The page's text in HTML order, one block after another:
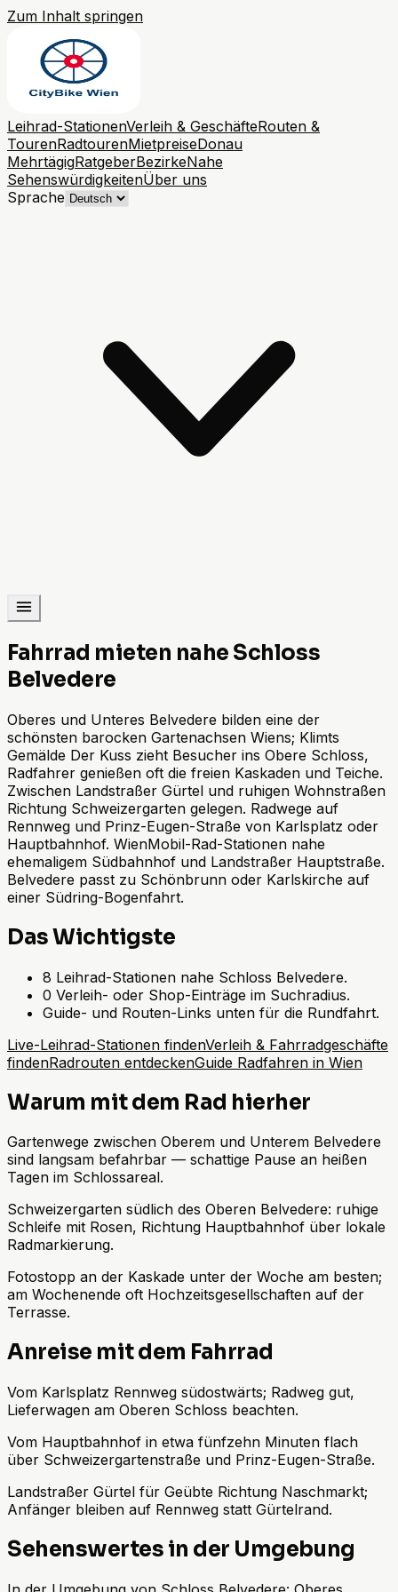
Zum Inhalt springen
Leihrad-StationenVerleih & GeschäfteRouten &
TourenRadtourenMietpreiseDonau
MehrtägigRatgeberBezirkeNahe
SehenswürdigkeitenÜber uns
Sprache
Fahrrad mieten nahe Schloss
Belvedere
Oberes und Unteres Belvedere bilden eine der
schönsten barocken Gartenachsen Wiens; Klimts
Gemälde Der Kuss zieht Besucher ins Obere Schloss,
Radfahrer genießen oft die freien Kaskaden und Teiche.
Zwischen Landstraßer Gürtel und ruhigen Wohnstraßen
Richtung Schweizergarten gelegen. Radwege auf
Rennweg und Prinz-Eugen-Straße von Karlsplatz oder
Hauptbahnhof. WienMobil-Rad-Stationen nahe
ehemaligem Südbahnhof und Landstraßer Hauptstraße.
Belvedere passt zu Schönbrunn oder Karlskirche auf
einer Südring-Bogenfahrt.
Das Wichtigste
8 Leihrad-Stationen nahe Schloss Belvedere.
0 Verleih- oder Shop-Einträge im Suchradius.
Guide- und Routen-Links unten für die Rundfahrt.
Live-Leihrad-Stationen findenVerleih & Fahrradgeschäfte
findenRadrouten entdeckenGuide Radfahren in Wien
Warum mit dem Rad hierher
Gartenwege zwischen Oberem und Unterem Belvedere
sind langsam befahrbar — schattige Pause an heißen
Tagen im Schlossareal.
Schweizergarten südlich des Oberen Belvedere: ruhige
Schleife mit Rosen, Richtung Hauptbahnhof über lokale
Radmarkierung.
Fotostopp an der Kaskade unter der Woche am besten;
am Wochenende oft Hochzeitsgesellschaften auf der
Terrasse.
Anreise mit dem Fahrrad
Vom Karlsplatz Rennweg südostwärts; Radweg gut,
Lieferwagen am Oberen Schloss beachten.
Vom Hauptbahnhof in etwa fünfzehn Minuten flach
über Schweizergartenstraße und Prinz-Eugen-Straße.
Landstraßer Gürtel für Geübte Richtung Naschmarkt;
Anfänger bleiben auf Rennweg statt Gürtelrand.
Sehenswertes in der Umgebung